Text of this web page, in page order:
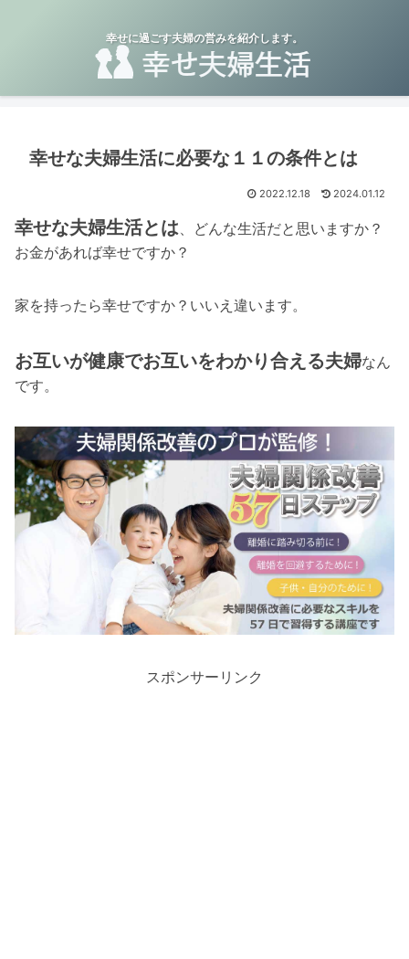
幸せに過ごす夫婦の営みを紹介します。
幸せな夫婦生活に必要な１１の条件とは
2022.12.18 2024.01.12
幸せな夫婦生活とは、どんな生活だと思いますか？
お金があれば幸せですか？
家を持ったら幸せですか？いいえ違います。
お互いが健康でお互いをわかり合える夫婦なん
です。
スポンサーリンク